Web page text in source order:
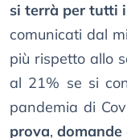
si terrà per tutti
comunicati dal
più rispetto allo
al 21% se si
pandemia di
prova, domande